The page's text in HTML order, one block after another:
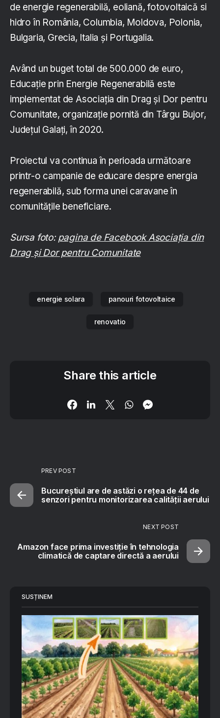
de energie regenerabilă, eoliană, fotovoltaică si
hidro în România, Columbia, Moldova, Polonia,
Bulgaria, Grecia, Italia și Portugalia.
Având un buget total de 500.000 de euro,
Educație prin Energie Regenerabilă este
implementat de Asociația din Drag și Dor pentru
Comunitate, organizație pornită din Târgu Bujor,
Județul Galați, în 2020.
Proiectul va continua în perioada următoare
printr-o campanie de educare despre energia
regenerabilă, sub forma unei caravane în
comunitățile beneficiare.
Sursa foto: pagina de Facebook Asociația din
Drag și Dor pentru Comunitate
energie solara panouri fotovoltaice
renovatio
Share this article
PREV POST
Bucureștiul are de astăzi o rețea de 44 de
senzori pentru monitorizarea calității aerului
NEXT POST
Amazon face prima investiție în tehnologia
climatică de captare directă a aerului
SUSȚINEM